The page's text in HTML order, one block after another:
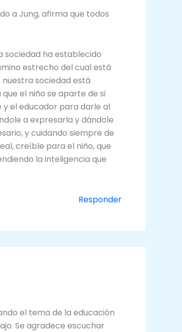
a Jung, afirma que todos
sociedad ha establecido
estrecho del cual está
sociedad está
el niño se aparte de si
el educador para darle al
a expresarla y dándole
y cuidando siempre de
creíble para el niño, que
la inteligencia que
Responder
el tema de la educación
Se agradece escuchar